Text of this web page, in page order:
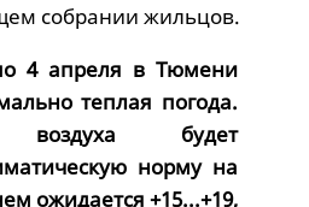
собрании жильцов.
4 апреля в Тюмени
теплая погода.
воздуха будет
норму на
ожидается +15...+19,